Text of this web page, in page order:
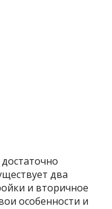
два
и вторичное
особенности и